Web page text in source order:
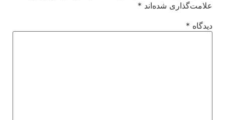
علامت‌گذاری شده‌اند *
دیدگاه *